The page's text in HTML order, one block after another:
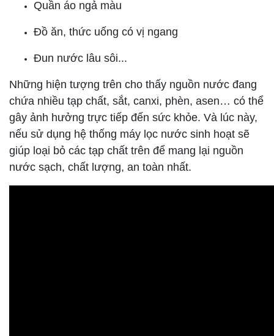
Quần áo ngả màu
Đồ ăn, thức uống có vị ngang
Đun nước lâu sôi...
Những hiện tượng trên cho thấy nguồn nước đang
chứa nhiều tạp chất, sắt, canxi, phèn, asen… có thể
gây ảnh hưởng trực tiếp đến sức khỏe. Và lúc này,
nếu sử dụng hệ thống máy lọc nước sinh hoạt sẽ
giúp loại bỏ các tạp chất trên để mang lại nguồn
nước sạch, chất lượng, an toàn nhất.